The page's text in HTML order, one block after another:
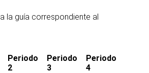
la guía correspondiente al
Periodo
2
Periodo
3
Periodo
4